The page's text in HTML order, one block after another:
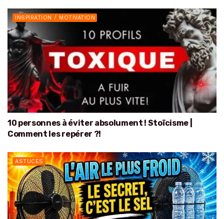
INSPIRATION / MOTIVATION
10 personnes à éviter absolument ! Stoïcisme |
Comment les repérer ?!
ASTUCES